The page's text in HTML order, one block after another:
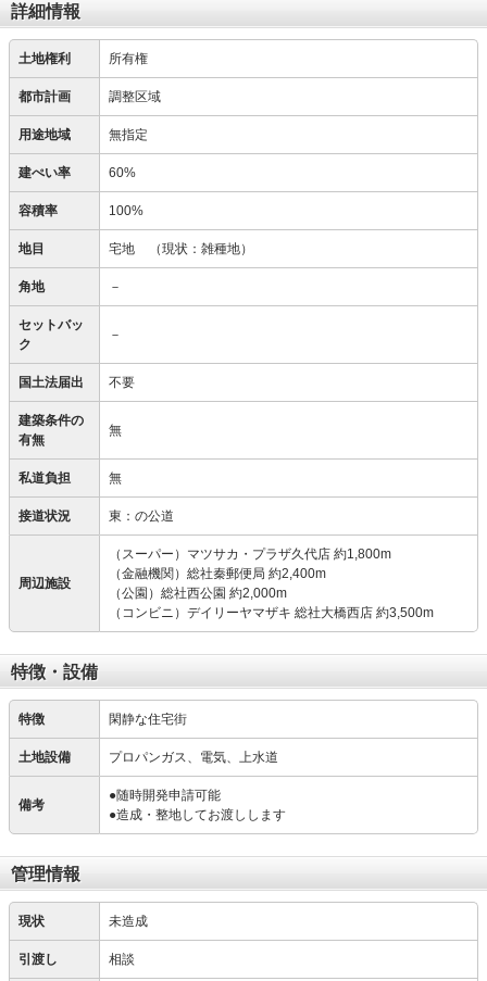
詳細情報
土地権利 所有権
都市計画 調整区域
用途地域 無指定
建ぺい率 60%
容積率 100%
地目 宅地 （現状：雑種地）
角地 －
セットバッ
ク
－
国土法届出 不要
建築条件の
有無
無
私道負担 無
接道状況 東：の公道
周辺施設
（スーパー）マツサカ・プラザ久代店 約1,800m
（金融機関）総社秦郵便局 約2,400m
（公園）総社西公園 約2,000m
（コンビニ）デイリーヤマザキ 総社大橋西店 約3,500m
特徴・設備
特徴 閑静な住宅街
土地設備 プロパンガス、電気、上水道
備考
●随時開発申請可能
●造成・整地してお渡しします
管理情報
現状 未造成
引渡し 相談